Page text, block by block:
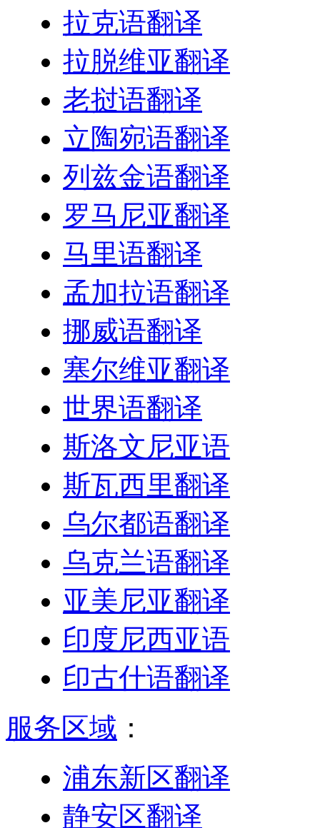
拉克语翻译
拉脱维亚翻译
老挝语翻译
立陶宛语翻译
列兹金语翻译
罗马尼亚翻译
马里语翻译
孟加拉语翻译
挪威语翻译
塞尔维亚翻译
世界语翻译
斯洛文尼亚语
斯瓦西里翻译
乌尔都语翻译
乌克兰语翻译
亚美尼亚翻译
印度尼西亚语
印古什语翻译
服务区域 ：
浦东新区翻译
静安区翻译